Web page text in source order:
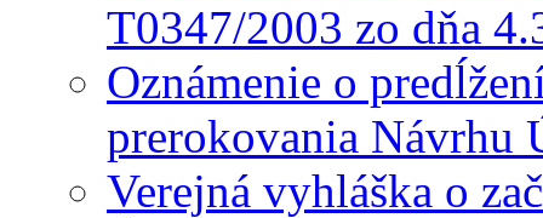
T0347/2003 zo dňa
Oznámenie o
prerokovania Návrhu
Verejná vyhláška o